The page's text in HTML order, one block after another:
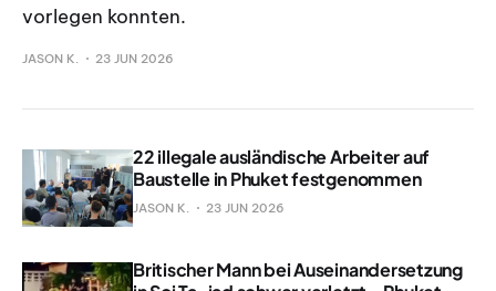
vorlegen konnten.
JASON K. 23 JUN 2026
22 illegale ausländische Arbeiter auf
Baustelle in Phuket festgenommen
JASON K. 23 JUN 2026
Britischer Mann bei Auseinandersetzung